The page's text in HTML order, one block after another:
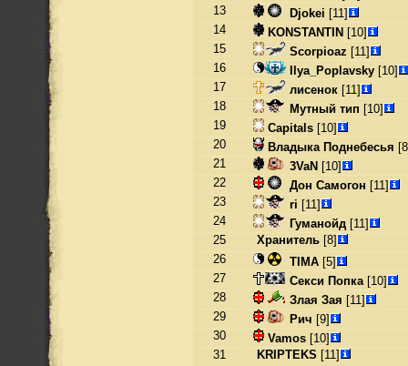
13
Djokei [11]
14
KONSTANTIN [10]
15
Scorpioaz [11]
16
Ilya_Poplavsky [10]
17
лисенок [11]
18
Мутный тип [10]
19
Capitals [10]
20
Владыка Поднебесья
21
3VaN [10]
22
Дон Самогон [11]
23
ri [11]
24
Гуманойд [11]
25
Хранитель [8]
26
TIMA [5]
27
Секси Попка[10]
28
Злая Зая [11]
29
Рич [9]
30
Vamos [10]
31
KRIPTEKS [11]